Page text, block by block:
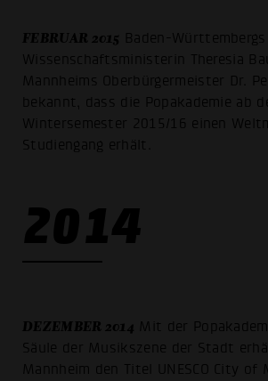
FEBRUAR 2015 Baden-Württembergs
Wissenschaftsministerin Theresia
Mannheims Oberbürgermeister Dr.
bekannt, dass die Popakademie ab
Wintersemester 2015/16 einen
Studiengang erhält.
2014
DEZEMBER 2014 Mit der
Säule der Musikszene der Stadt
Mannheim den Titel UNESCO City of